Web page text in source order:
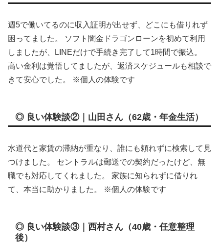
週5で働いてるのに収入証明が出せず、どこにも借りれず
困ってました。 ソフト闇金ドラゴンローンを初めて利用
しましたが、LINEだけで手続き完了して1時間で振込。
高い金利は覚悟してましたが、返済スケジュールも相談で
きて安心でした。 ※個人の体験です
◎ 良い体験談②｜山田さん（62歳・年金生活）
水道代と家賃の滞納が重なり、誰にも頼れずに検索して見
つけました。 セントラルは郵送での契約だったけど、無
職でも対応してくれました。 家族に知られずに借りれ
て、本当に助かりました。 ※個人の体験です
◎ 良い体験談③｜西村さん（40歳・任意整理
後）